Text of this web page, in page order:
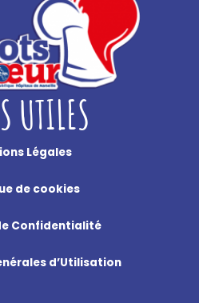
UTILES
Légales
de cookies
Confidentialité
d’Utilisation